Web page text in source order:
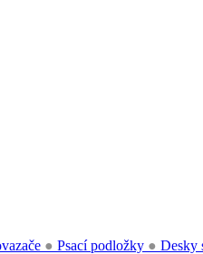
● Psací podložky ● Desky